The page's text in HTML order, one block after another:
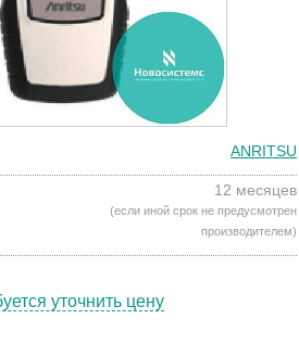
ANRITSU
12 месяцев
(если иной срок не предусмотрен
производителем)
уточнить цену